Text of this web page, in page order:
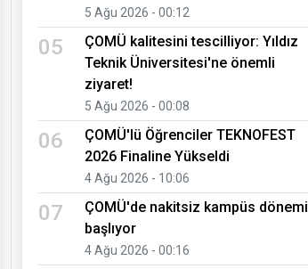
5 Ağu 2026 - 00:12
05
ÇOMÜ kalitesini tescilliyor: Yıldız
Teknik Üniversitesi'ne önemli
ziyaret!
5 Ağu 2026 - 00:08
06
ÇOMÜ'lü Öğrenciler TEKNOFEST
2026 Finaline Yükseldi
4 Ağu 2026 - 10:06
07
ÇOMÜ'de nakitsiz kampüs dönemi
başlıyor
4 Ağu 2026 - 00:16